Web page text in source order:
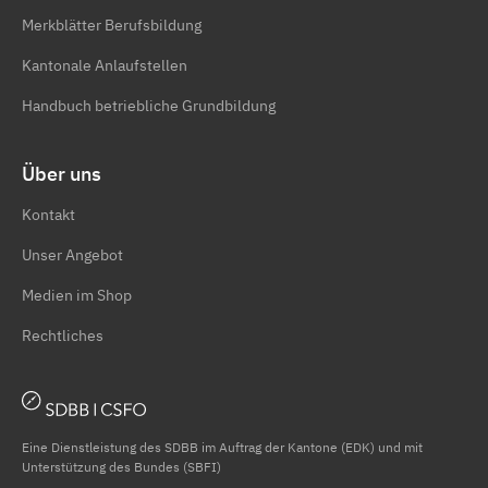
Merkblätter Berufsbildung
Kantonale Anlaufstellen
Handbuch betriebliche Grundbildung
Über uns
Kontakt
Unser Angebot
Medien im Shop
Rechtliches
Eine Dienstleistung des SDBB im Auftrag der Kantone (EDK) und mit
Unterstützung des Bundes (SBFI)